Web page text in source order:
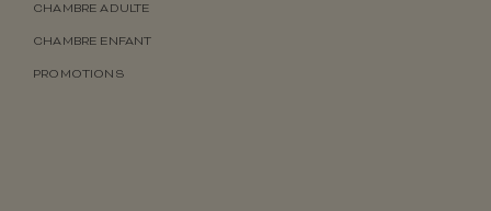
CHAMBRE ADULTE
CHAMBRE ENFANT
PROMOTIONS